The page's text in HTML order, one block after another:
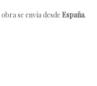
obra se envía desde España.